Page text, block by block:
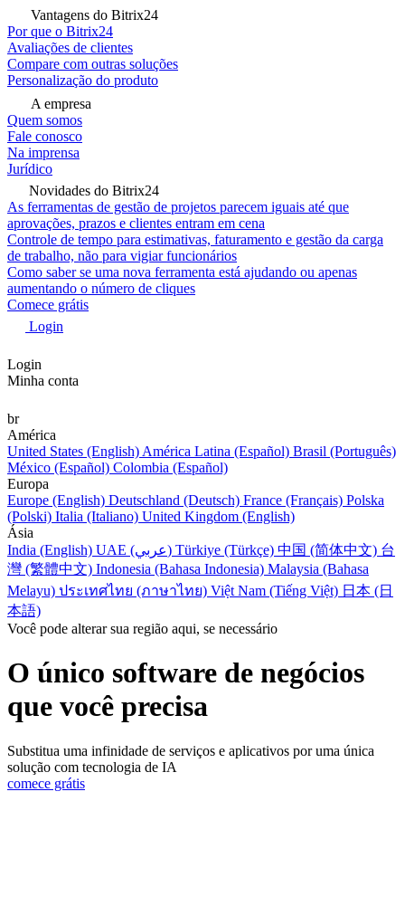
Vantagens do Bitrix24
Por que o Bitrix24
Avaliações de clientes
Compare com outras soluções
Personalização do produto
A empresa
Quem somos
Fale conosco
Na imprensa
Jurídico
Novidades do Bitrix24
As ferramentas de gestão de projetos parecem iguais até que
aprovações, prazos e clientes entram em cena
Controle de tempo para estimativas, faturamento e gestão da carga
de trabalho, não para vigiar funcionários
Como saber se uma nova ferramenta está ajudando ou apenas
aumentando o número de cliques
Comece grátis
Login
Login
Minha conta
br
América
United States (English) América Latina (Español) Brasil (Português)
México (Español) Colombia (Español)
Europa
Europe (English) Deutschland (Deutsch) France (Français) Polska
(Polski) Italia (Italiano) United Kingdom (English)
Ásia
India (English)
UAE (عربي) Türkiye (Türkçe) 中国 (简体中文) 台
灣 (繁體中文) Indonesia (Bahasa Indonesia) Malaysia (Bahasa
Melayu) ประเทศไทย (ภาษาไทย) Việt Nam (Tiếng Việt) 日本 (日
本語)
Você pode alterar sua região aqui, se necessário
O único software de negócios
que você precisa
Substitua uma infinidade de serviços e aplicativos por uma única
solução com tecnologia de IA
comece grátis